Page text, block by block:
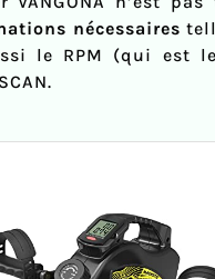
nécessaires
le RPM (qui est